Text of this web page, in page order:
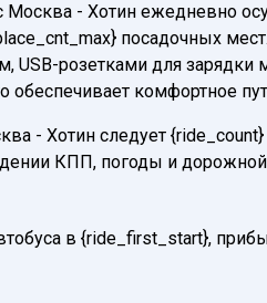
Москва - Хотин ежедневно
посадочных
USB-розетками для
обеспечивает комфортное
- Хотин следует
КПП, погоды и дорожной
в {ride_first_start},